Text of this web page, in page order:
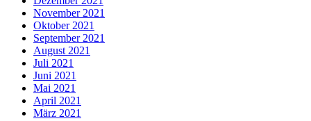
November 2021
Oktober 2021
September 2021
August 2021
Juli 2021
Juni 2021
Mai 2021
April 2021
März 2021